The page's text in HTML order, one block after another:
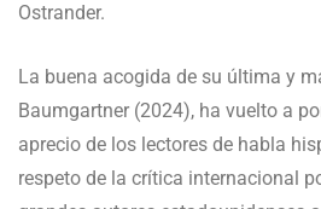
Ostrander.
La buena acogida de su última y
Baumgartner (2024), ha vuelto a
aprecio de los lectores de habla
respeto de la crítica internacional